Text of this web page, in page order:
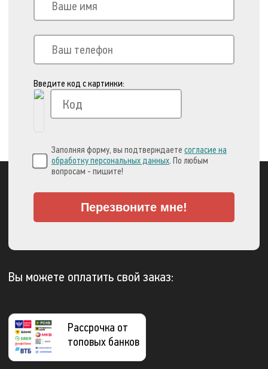
Введите код с картинки:
Заполняя форму, вы подтверждаете согласие на
обработку персональных данных. По любым
вопросам - пишите!
Перезвоните мне!
Вы можете оплатить свой заказ:
Рассрочка от
топовых банков